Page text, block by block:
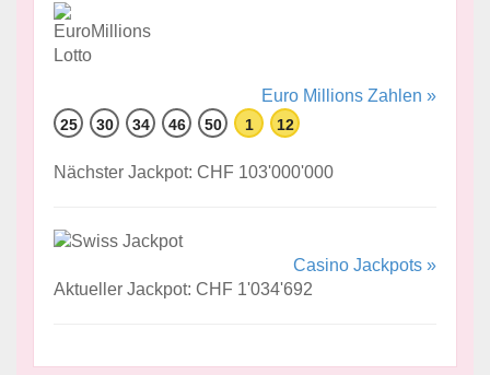
Euro Millions Zahlen »
25 30 34 46 50 1 12
Nächster Jackpot: CHF 103'000'000
Casino Jackpots »
Aktueller Jackpot: CHF 1'034'692